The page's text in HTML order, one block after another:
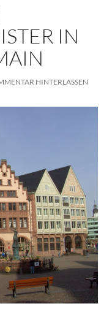
IN
HINTERLASSEN